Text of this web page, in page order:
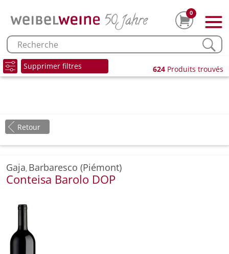
0
Supprimer filtres 624 Produits trouvés
Retour
Gaja, Barbaresco (Piémont)
Conteisa Barolo DOP